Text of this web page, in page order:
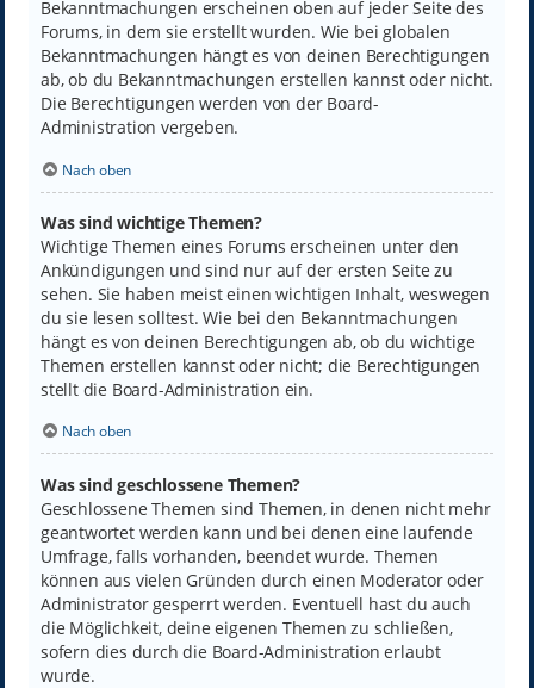
Bekanntmachungen erscheinen oben auf jeder Seite des
Forums, in dem sie erstellt wurden. Wie bei globalen
Bekanntmachungen hängt es von deinen Berechtigungen
ab, ob du Bekanntmachungen erstellen kannst oder nicht.
Die Berechtigungen werden von der Board-
Administration vergeben.
Nach oben
Was sind wichtige Themen?
Wichtige Themen eines Forums erscheinen unter den
Ankündigungen und sind nur auf der ersten Seite zu
sehen. Sie haben meist einen wichtigen Inhalt, weswegen
du sie lesen solltest. Wie bei den Bekanntmachungen
hängt es von deinen Berechtigungen ab, ob du wichtige
Themen erstellen kannst oder nicht; die Berechtigungen
stellt die Board-Administration ein.
Nach oben
Was sind geschlossene Themen?
Geschlossene Themen sind Themen, in denen nicht mehr
geantwortet werden kann und bei denen eine laufende
Umfrage, falls vorhanden, beendet wurde. Themen
können aus vielen Gründen durch einen Moderator oder
Administrator gesperrt werden. Eventuell hast du auch
die Möglichkeit, deine eigenen Themen zu schließen,
sofern dies durch die Board-Administration erlaubt
wurde.